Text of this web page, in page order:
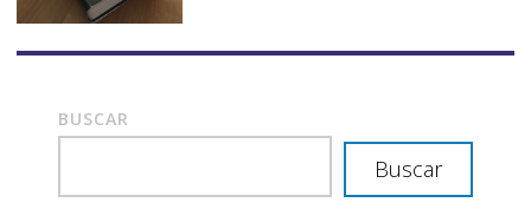
BUSCAR
Buscar